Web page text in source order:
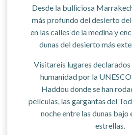
Desde la bulliciosa
más profundo del desierto del
en las calles de la medina y
dunas del desierto más
Visitareis lugares
humanidad por la
Haddou donde se han
películas, las gargantas del
noche entre las dunas bajo
estrellas.